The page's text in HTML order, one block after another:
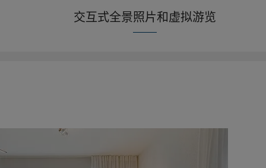
交互式全景照片和虚拟游览